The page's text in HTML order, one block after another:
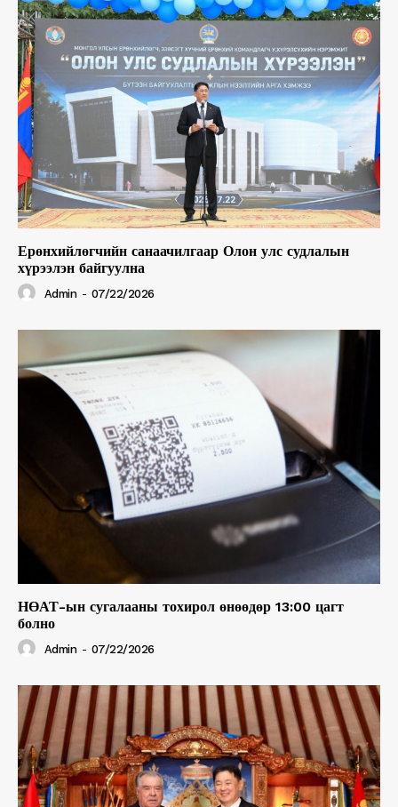
Ерөнхийлөгчийн санаачилгаар Олон улс судлалын
хүрээлэн байгуулна
Admin - 07/22/2026
НӨАТ-ын сугалааны тохирол өнөөдөр 13:00 цагт
болно
Admin - 07/22/2026